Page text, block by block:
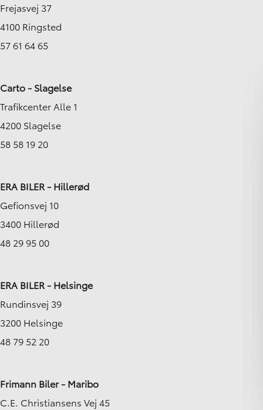
Frejasvej 37
4100 Ringsted
57 61 64 65
Carto - Slagelse
Trafikcenter Alle 1
4200 Slagelse
58 58 19 20
ERA BILER - Hillerød
Gefionsvej 10
3400 Hillerød
48 29 95 00
ERA BILER - Helsinge
Rundinsvej 39
3200 Helsinge
48 79 52 20
Frimann Biler - Maribo
C.E. Christiansens Vej 45